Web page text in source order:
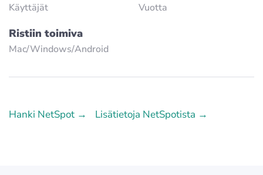
Käyttäjät Vuotta
Ristiin toimiva
Mac/Windows/Аndroid
Hanki NetSpot → Lisätietoja NetSpotista →